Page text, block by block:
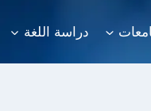
دراسة اللغة